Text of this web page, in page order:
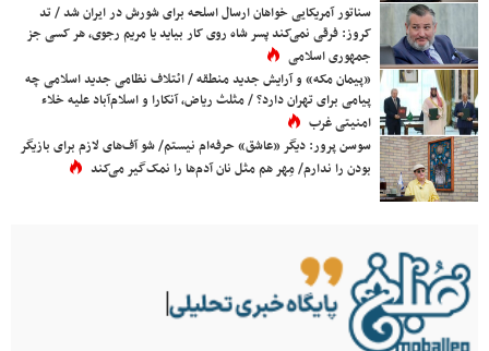
سناتور آمریکایی خواهان ارسال اسلحه برای شورش در ایران شد / تد
کروز: فرقی نمی‌کند پسر شاه روی کار بیاید یا مریم رجوی، هر کسی جز
جمهوری اسلامی
«پیمان مکه» و آرایش جدید منطقه / ائتلاف نظامی جدید اسلامی چه
پیامی برای تهران دارد؟ / مثلث ریاض، آنکارا و اسلام‌آباد علیه خلاء
امنیتی غرب
سوسن پرور: دیگر «عاشق» حرفه‌ام نیستم/ شو آف‌های لازم برای بازیگر
بودن را ندارم/ مِهر هم مثل نان آدم‌ها را نمک‌گیر می‌کند